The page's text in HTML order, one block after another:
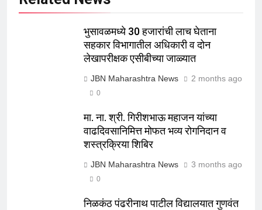
भुसावळमध्ये 30 हजारांची लाच घेताना
सहकार विभागातील अधिकारी व दोन
लेखापरीक्षक एसीबीच्या जाळ्यात
JBN Maharashtra News 2 months ago
0
मा. ना. श्री. गिरीशभाऊ महाजन यांच्या
वाढदिवसानिमित्त मोफत भव्य रोगनिदान व
शस्त्रक्रिया शिबिर
JBN Maharashtra News 3 months ago
0
निळकंठ पंढरीनाथ पाटील विद्यालयात गुणवंत